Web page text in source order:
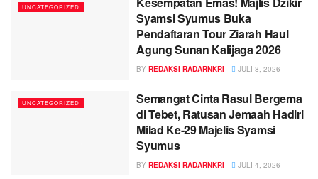
UNCATEGORIZED
Syamsi Syumus Buka
Pendaftaran Tour Ziarah Haul
Agung Sunan Kalijaga 2026
BY REDAKSI RADARNKRI JULI 8, 2026
UNCATEGORIZED
Semangat Cinta Rasul Bergema
di Tebet, Ratusan Jemaah Hadiri
Milad Ke-29 Majelis Syamsi
Syumus
BY REDAKSI RADARNKRI JULI 4, 2026